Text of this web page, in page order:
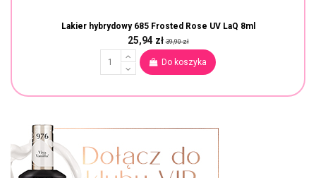
Lakier hybrydowy 685 Frosted Rose UV LaQ 8ml
25,94 zł39,90 zł
Do koszyka